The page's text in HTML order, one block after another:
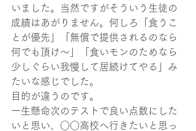
いました。当然ですがそういう生徒の
成績はあがりません。何しろ「食うこ
とが優先」「無償で提供されるのなら
何でも頂け～」「食いモンのためなら
少しぐらい我慢して居続けてやる」み
たいな感じでした。
目的が違うのです。
一生懸命次のテストで良い点数にした
いと思い、○○高校へ行きたいと思っ